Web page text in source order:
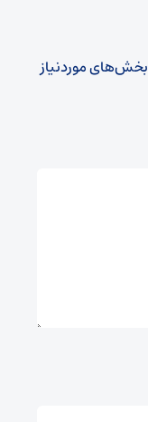
بخش‌های موردنیاز